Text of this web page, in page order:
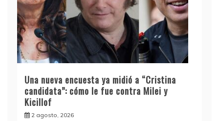
Una nueva encuesta ya midió a “Cristina
candidata”: cómo le fue contra Milei y
Kicillof
2 agosto, 2026